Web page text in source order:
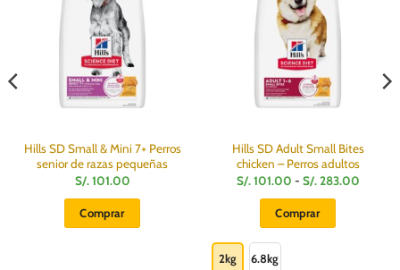
Hills SD Small & Mini 7+ Perros
senior de razas pequeñas
S/.101.00
Comprar
Hills SD Adult Small Bites
chicken – Perros adultos
S/.101.00 - S/.283.00Rango
Comprar
2kg 6.8kg